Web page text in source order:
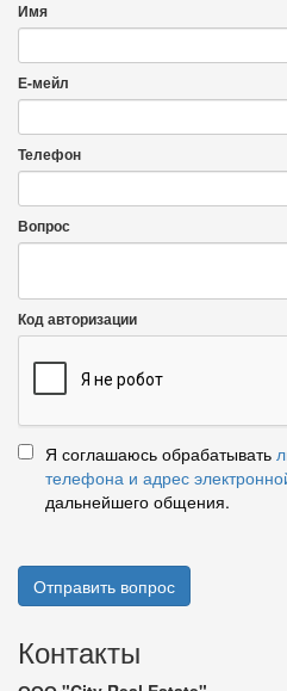
Имя
Е-мейл
Телефон
Вопрос
Код авторизации
Я соглашаюсь обрабатывать
телефона и адрес
дальнейшего общения.
Отправить вопрос
Контакты